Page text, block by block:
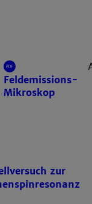
Feldemissions-
Mikroskop
zur